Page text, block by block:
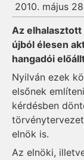
2010. május
Az
újból élesen
hangadói
Nyilván ezek
elsőnek
kérdésben
elnök is.
Az elnöki,